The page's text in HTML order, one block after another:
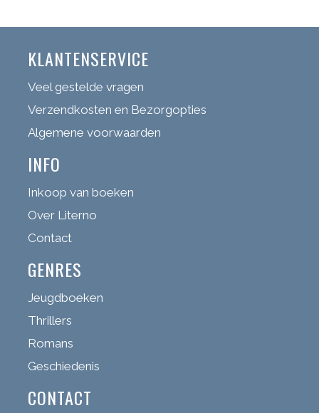
KLANTENSERVICE
Veel gestelde vragen
Verzendkosten en Bezorgopties
Algemene voorwaarden
INFO
Inkoop van boeken
Over Literno
Contact
GENRES
Jeugdboeken
Thrillers
Romans
Geschiedenis
CONTACT